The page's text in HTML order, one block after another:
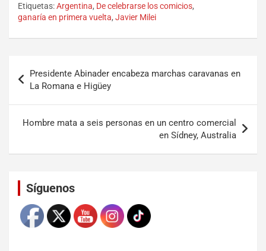
Etiquetas:Argentina, De celebrarse los comicios,
ganaría en primera vuelta, Javier Milei
Presidente Abinader encabeza marchas caravanas en
La Romana e Higüey
Hombre mata a seis personas en un centro comercial
en Sídney, Australia
Síguenos